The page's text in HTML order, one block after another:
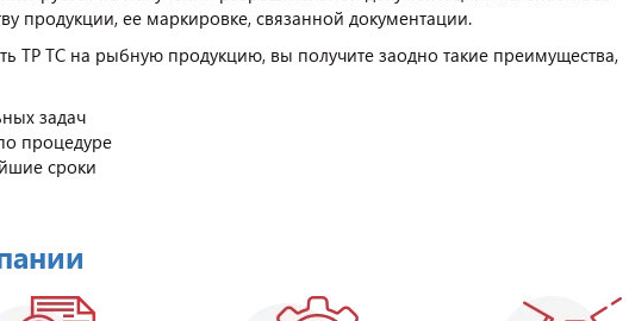
продукции, ее маркировке, связанной документации.
ТР ТС на рыбную продукцию, вы получите заодно такие преимущества,
задач
процедуре
сроки